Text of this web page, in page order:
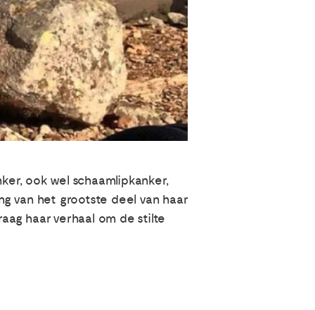
ook wel schaamlipkanker,
van het grootste deel van haar
haar verhaal om de stilte